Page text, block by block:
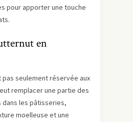
pour apporter une touche
en
pas seulement réservée aux
remplacer une partie des
les pâtisseries,
moelleuse et une